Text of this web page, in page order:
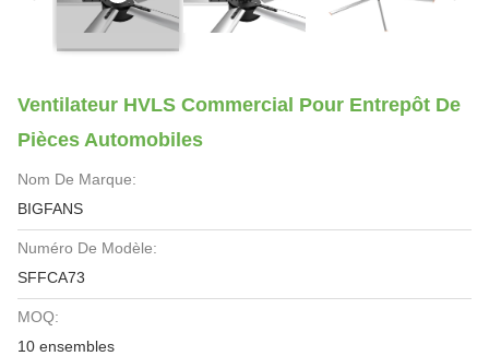
Ventilateur HVLS Commercial Pour Entrepôt De
Pièces Automobiles
Nom De Marque:
BIGFANS
Numéro De Modèle:
SFFCA73
MOQ:
10 ensembles